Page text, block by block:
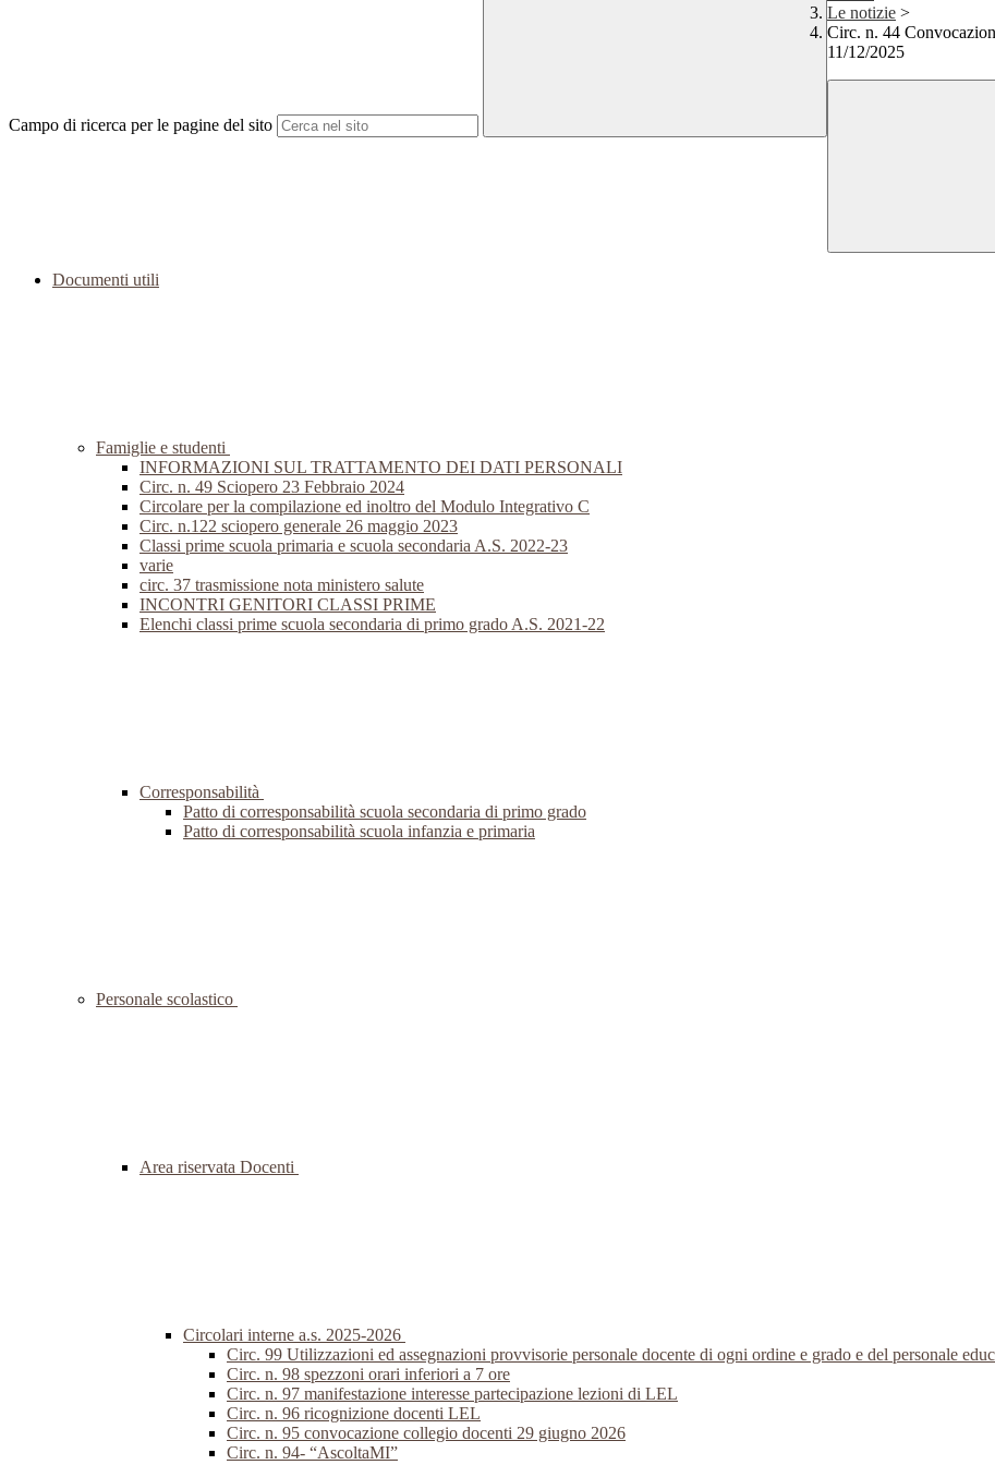
Campo di ricerca per le pagine del sito
Le notizie >
Circ. n. 44
11/12/2025
Documenti utili
Famiglie e studenti
INFORMAZIONI SUL TRATTAMENTO DEI DATI PERSONALI
Circ. n. 49 Sciopero 23 Febbraio 2024
Circolare per la compilazione ed inoltro del Modulo Integrativo C
Circ. n.122 sciopero generale 26 maggio 2023
Classi prime scuola primaria e scuola secondaria A.S. 2022-23
varie
circ. 37 trasmissione nota ministero salute
INCONTRI GENITORI CLASSI PRIME
Elenchi classi prime scuola secondaria di primo grado A.S. 2021-22
Corresponsabilità
Patto di corresponsabilità scuola secondaria di primo grado
Patto di corresponsabilità scuola infanzia e primaria
Personale scolastico
Area riservata Docenti
Circolari interne a.s. 2025-2026
Circ. 99 Utilizzazioni ed assegnazioni provvisorie personale docente di ogni ordine e grado e del personale
Circ. n. 98 spezzoni orari inferiori a 7 ore
Circ. n. 97 manifestazione interesse partecipazione lezioni di LEL
Circ. n. 96 ricognizione docenti LEL
Circ. n. 95 convocazione collegio docenti 29 giugno 2026
Circ. n. 94- “AscoltaMI”